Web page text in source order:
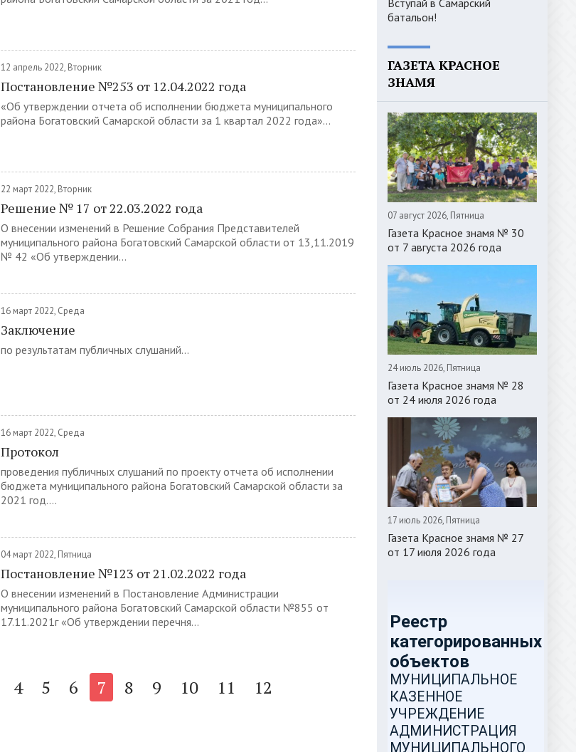
12 апрель 2022, Вторник
Постановление №253 от 12.04.2022 года
«Об утверждении отчета об исполнении бюджета муниципального
района Богатовский Самарской области за 1 квартал 2022 года»...
22 март 2022, Вторник
Решение № 17 от 22.03.2022 года
О внесении изменений в Решение Собрания Представителей
муниципального района Богатовский Самарской области от 13,11.2019
№ 42 «Об утверждении...
16 март 2022, Среда
Заключение
по результатам публичных слушаний...
16 март 2022, Среда
Протокол
проведения публичных слушаний по проекту отчета об исполнении
бюджета муниципального района Богатовский Самарской области за
2021 год....
04 март 2022, Пятница
Постановление №123 от 21.02.2022 года
О внесении изменений в Постановление Администрации
муниципального района Богатовский Самарской области №855 от
17.11.2021г «Об утверждении перечня...
4 5 6 7 8 9 10 11 12
Вступай в Самарский
батальон!
ГАЗЕТА КРАСНОЕ
ЗНАМЯ
07 август 2026, Пятница
Газета Красное знамя № 30
от 7 августа 2026 года
24 июль 2026, Пятница
Газета Красное знамя № 28
от 24 июля 2026 года
17 июль 2026, Пятница
Газета Красное знамя № 27
от 17 июля 2026 года